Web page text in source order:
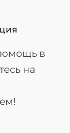
в
на